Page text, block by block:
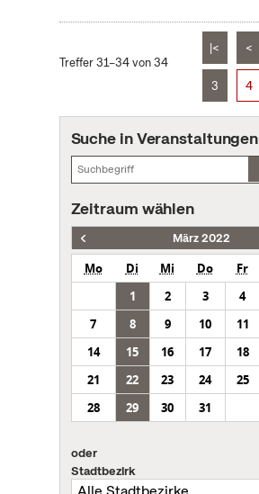
Treffer 31–34 von 34
|< <
3 4
Suche in Veranstaltungen
Zeitraum wählen
März 2022
Mo Di Mi Do Fr
1
2 3 4
7
8 9 10 11
14
15 16 17 18
21
22 23 24 25
28
29 30 31
oder
Stadtbezirk